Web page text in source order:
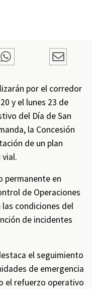
por el corredor
y el lunes 23 de
del Día de San
la Concesión
de un plan
permanente en
de Operaciones
las condiciones del
de incidentes
el seguimiento
de emergencia
el refuerzo operativo